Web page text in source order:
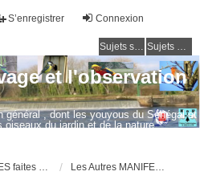
Connexion
S’enregistrer
Sujets sans réponse Sujets actifs
et l'observation
général , dont les youyous du Sénégal et
du jardin et de la nature.